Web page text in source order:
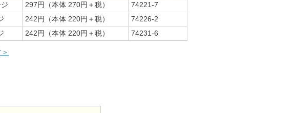
297円（本体 270円＋税）
74221-7
242円（本体 220円＋税）
74226-2
242円（本体 220円＋税） 74231-6